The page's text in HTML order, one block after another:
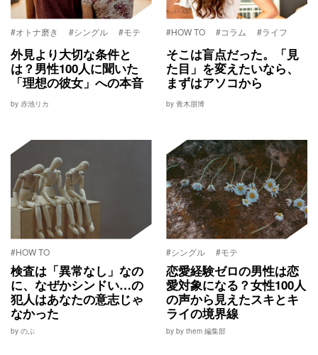
#オトナ磨き #シングル #モテ
外見より大切な条件と
は？男性100人に聞いた
「理想の彼女」への本音
by 赤池リカ
#HOW TO #コラム #ライフ
そこは盲点だった。「見
た目」を変えたいなら、
まずはアソコから
by 青木朋博
#HOW TO
検査は「異常なし」なの
に、なぜかシンドい…の
犯人はあなたの意志じゃ
なかった
by のぶ
#シングル #モテ
恋愛経験ゼロの男性は恋
愛対象になる？女性100人
の声から見えたスキとキ
ライの境界線
by by them 編集部